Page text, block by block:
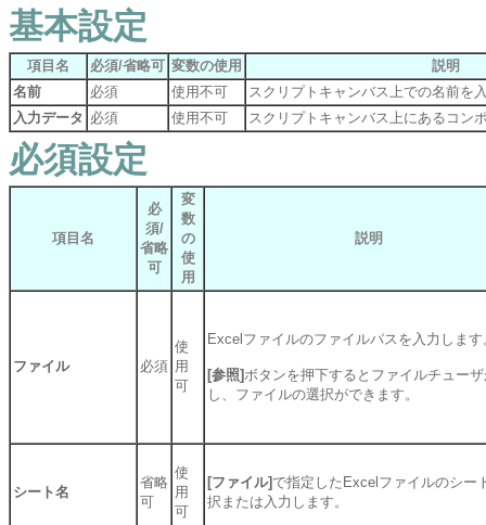
基本設定
項目名 必須/省略可 変数の使用
説明
名前
必須 使用不可
スクリプトキャンバス上での名前を
入力データ 必須 使用不可 スクリプトキャンバス上にあるコン
必須設定
項目名
必
須/
省略
可
変
数
の
使
用
説明
ファイル 必須
使
用
可
Excelファイルのファイルパスを入力します
[参照]ボタンを押下するとファイルチュー
し、ファイルの選択ができます。
シート名
省略
可
使
用
可
[ファイル] で指定したExcelファイルのシー
択または入力します。